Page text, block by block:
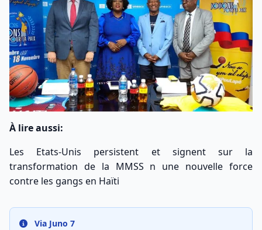
À lire aussi:
Les Etats-Unis persistent et signent sur la
transformation de la MMSS n une nouvelle force
contre les gangs en Haïti
Via Juno 7